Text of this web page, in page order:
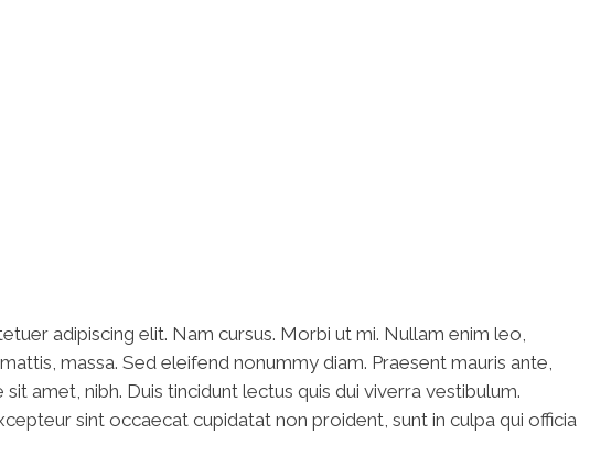
adipiscing elit. Nam cursus. Morbi ut mi. Nullam enim leo,
massa. Sed eleifend nonummy diam. Praesent mauris ante,
amet, nibh. Duis tincidunt lectus quis dui viverra vestibulum.
sint occaecat cupidatat non proident, sunt in culpa qui officia